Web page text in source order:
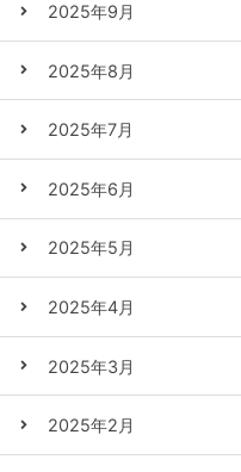
2025年9月
2025年8月
2025年7月
2025年6月
2025年5月
2025年4月
2025年3月
2025年2月